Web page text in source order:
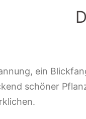
ein
schöner